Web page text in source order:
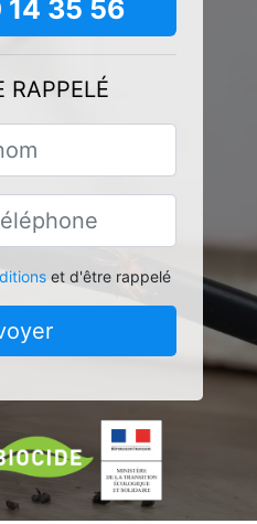
35 56
RAPPELÉ
et d'être rappelé